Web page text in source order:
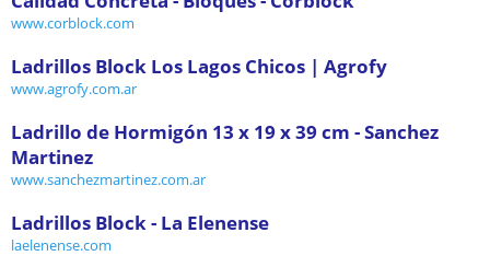
www.corblock.com
Ladrillos Block Los Lagos Chicos | Agrofy
www.agrofy.com.ar
Ladrillo de Hormigón 13 x 19 x 39 cm - Sanchez
Martinez
www.sanchezmartinez.com.ar
Ladrillos Block - La Elenense
laelenense.com